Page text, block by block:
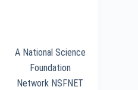
A National Science
Foundation
Network NSFNET